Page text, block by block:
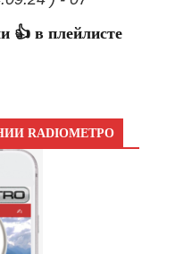
👍 в плейлисте
RADIOМЕТРО